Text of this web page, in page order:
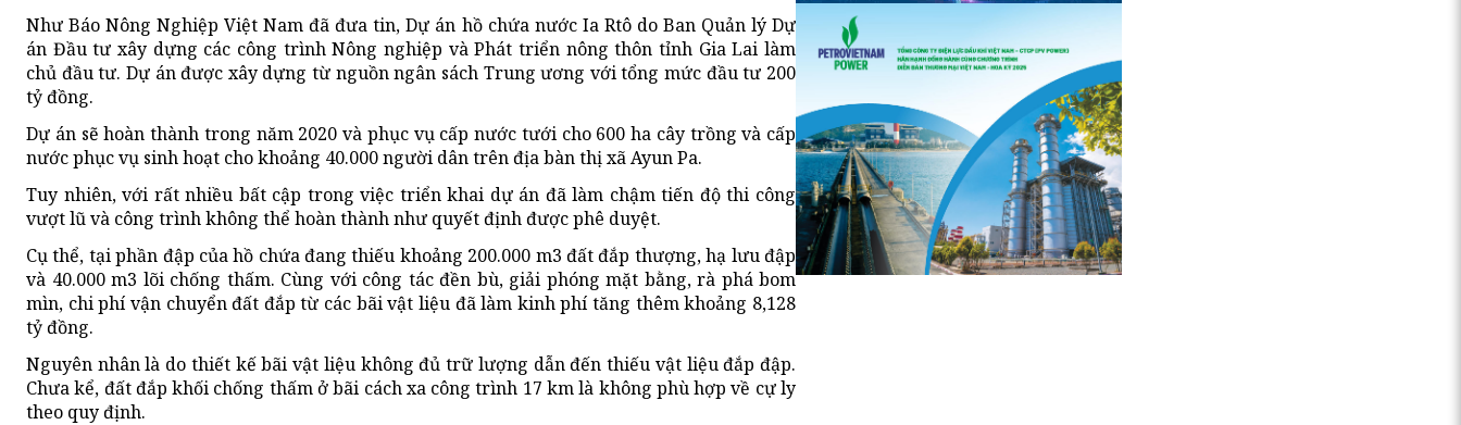
Như Báo Nông Nghiệp Việt Nam đã đưa tin, Dự án hồ chứa nước Ia Rtô do Ban Quản lý Dự
án Đầu tư xây dựng các công trình Nông nghiệp và Phát triển nông thôn tỉnh Gia Lai làm
chủ đầu tư. Dự án được xây dựng từ nguồn ngân sách Trung ương với tổng mức đầu tư 200
tỷ đồng.
Dự án sẽ hoàn thành trong năm 2020 và phục vụ cấp nước tưới cho 600 ha cây trồng và cấp
nước phục vụ sinh hoạt cho khoảng 40.000 người dân trên địa bàn thị xã Ayun Pa.
Tuy nhiên, với rất nhiều bất cập trong việc triển khai dự án đã làm chậm tiến độ thi công
vượt lũ và công trình không thể hoàn thành như quyết định được phê duyệt.
Cụ thể, tại phần đập của hồ chứa đang thiếu khoảng 200.000 m3 đất đắp thượng, hạ lưu đập
và 40.000 m3 lõi chống thấm. Cùng với công tác đền bù, giải phóng mặt bằng, rà phá bom
mìn, chi phí vận chuyển đất đắp từ các bãi vật liệu đã làm kinh phí tăng thêm khoảng 8,128
tỷ đồng.
Nguyên nhân là do thiết kế bãi vật liệu không đủ trữ lượng dẫn đến thiếu vật liệu đắp đập.
Chưa kể, đất đắp khối chống thấm ở bãi cách xa công trình 17 km là không phù hợp về cự ly
theo quy định.